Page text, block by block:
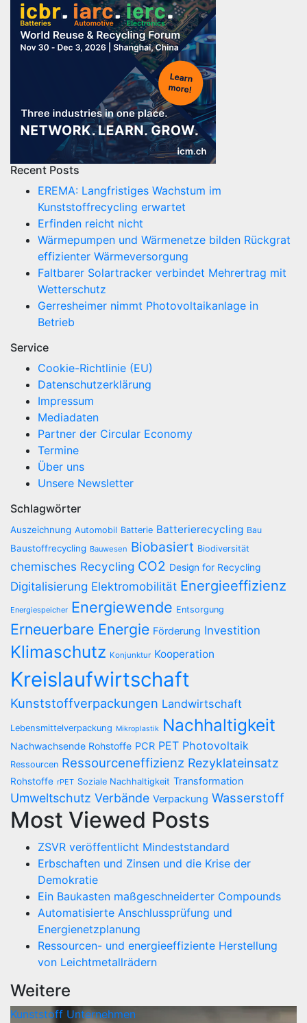
Recent Posts
EREMA: Langfristiges Wachstum im
Kunststoffrecycling erwartet
Erfinden reicht nicht
Wärmepumpen und Wärmenetze bilden Rückgrat
effizienter Wärmeversorgung
Faltbarer Solartracker verbindet Mehrertrag mit
Wetterschutz
Gerresheimer nimmt Photovoltaikanlage in
Betrieb
Service
Cookie-Richtlinie (EU)
Datenschutzerklärung
Impressum
Mediadaten
Partner der Circular Economy
Termine
Über uns
Unsere Newsletter
Schlagwörter
Auszeichnung Automobil Batterie Batterierecycling Bau
Baustoffrecycling Bauwesen Biobasiert Biodiversität
chemisches Recycling CO2 Design for Recycling
Digitalisierung Elektromobilität Energieeffizienz
Energiespeicher Energiewende Entsorgung
Erneuerbare Energie Förderung Investition
Klimaschutz Konjunktur Kooperation
Kreislaufwirtschaft
Kunststoffverpackungen Landwirtschaft
Lebensmittelverpackung Mikroplastik Nachhaltigkeit
Nachwachsende Rohstoffe PCR PET Photovoltaik
Ressourcen Ressourceneffizienz Rezyklateinsatz
Rohstoffe rPET Soziale Nachhaltigkeit Transformation
Umweltschutz Verbände Verpackung Wasserstoff
Most Viewed Posts
ZSVR veröffentlicht Mindeststandard
Erbschaften und Zinsen und die Krise der
Demokratie
Ein Baukasten maßgeschneiderter Compounds
Automatisierte Anschlussprüfung und
Energienetzplanung
Ressourcen- und energieeffiziente Herstellung
von Leichtmetallrädern
Weitere
Kunststoff Unternehmen